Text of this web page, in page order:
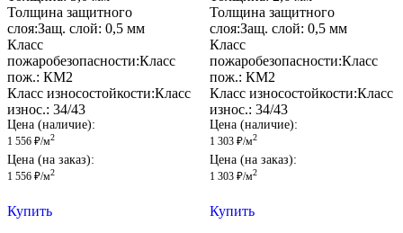
Толщина защитного
слоя:Защ. слой: 0,5 мм
Класс
пожаробезопасности:Класс
пож.: КМ2
Класс износостойкости:Класс
износ.: 34/43
Цена (наличие):
1 556 ₽/м2
Цена (на заказ):
1 556 ₽/м2
Купить
Толщина защитного
слоя:Защ. слой: 0,5 мм
Класс
пожаробезопасности:Класс
пож.: КМ2
Класс износостойкости:Класс
износ.: 34/43
Цена (наличие):
1 303 ₽/м2
Цена (на заказ):
1 303 ₽/м2
Купить